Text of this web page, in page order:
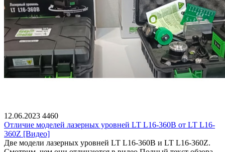
12.06.2023 4460
Отличие моделей лазерных уровней LT L16-360B от LT L16-
360Z [Видео]
Две модели лазерных уровней LT L16-360B и LT L16-360Z.